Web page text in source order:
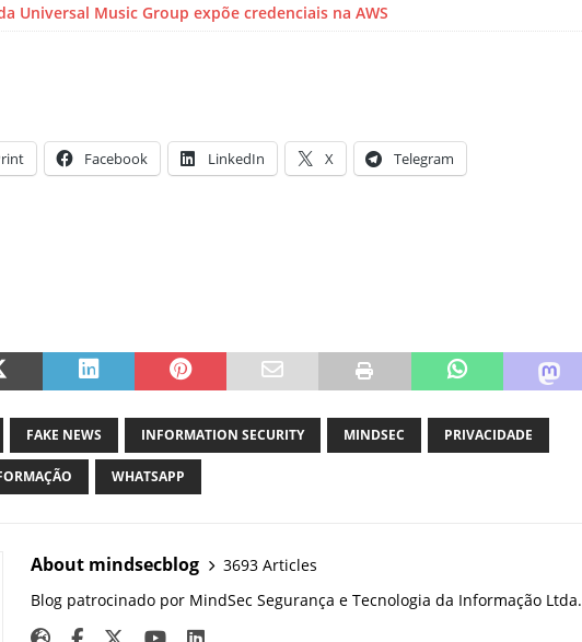
Universal Music Group expõe credenciais na AWS
Facebook LinkedIn X Telegram
FAKE NEWS INFORMATION SECURITY MINDSEC PRIVACIDADE
WHATSAPP
About mindsecblog
3693 Articles
Blog patrocinado por MindSec Segurança e Tecnologia da Informação Ltda.